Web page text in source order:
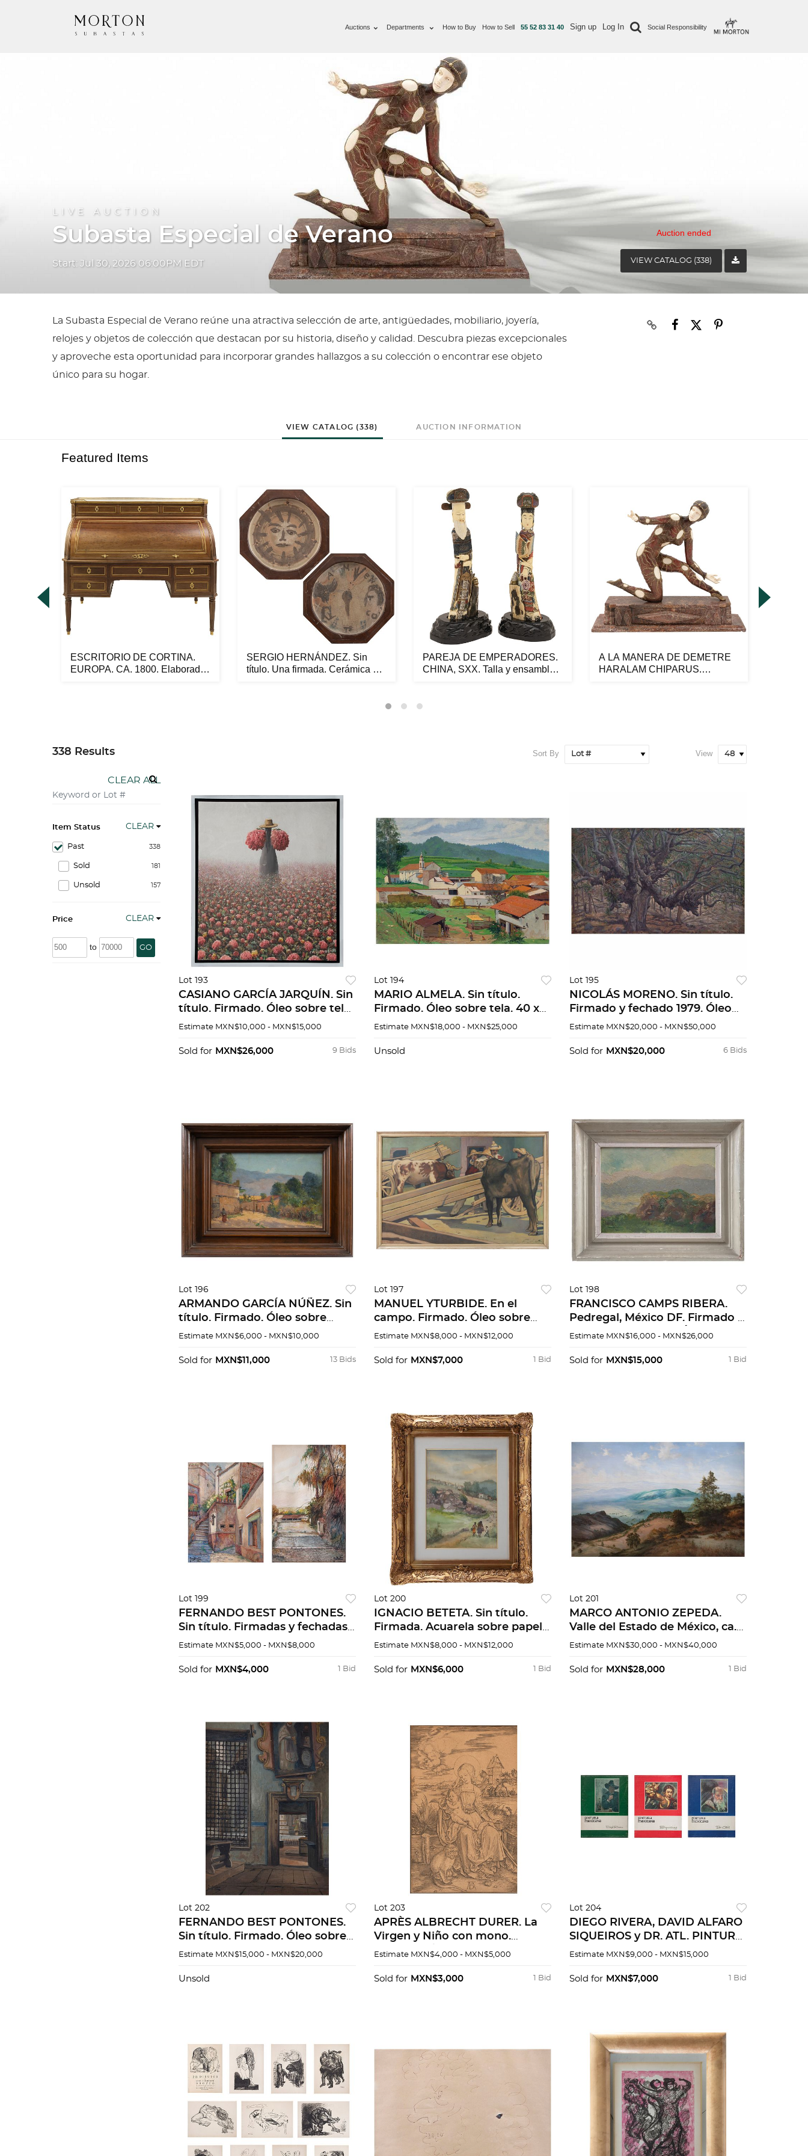
Auctions Departments How to Buy How to Sell 55 52 83 31 40 Sign up Log In Social Responsibility
LIVE AUCTION
Subasta Especial de Verano
Start: Jul 30, 2026 06:00PM EDT
Auction ended
VIEW CATALOG (338)
La Subasta Especial de Verano reúne una atractiva selección de arte, antigüedades, mobiliario, joyería,
relojes y objetos de colección que destacan por su historia, diseño y calidad. Descubra piezas excepcionales
y aproveche esta oportunidad para incorporar grandes hallazgos a su colección o encontrar ese objeto
único para su hogar.
VIEW CATALOG (338) AUCTION INFORMATION
Featured Items
ESCRITORIO DE CORTINA.
EUROPA. CA. 1800. Elaborado
SERGIO HERNÁNDEZ. Sin
título. Una firmada. Cerámica a
PAREJA DE EMPERADORES.
CHINA, SXX. Talla y ensamble
A LA MANERA DE DEMETRE
HARALAM CHIPARUS.
338 Results
CLEAR ALL
Item Status CLEAR
338
Past
181
Sold
157
Unsold
Price CLEAR
to GO
Sort By View
Lot 193
CASIANO GARCÍA JARQUÍN. Sin
título. Firmado. Óleo sobre tela.
82 x 72 cm
Estimate MXN$10,000 - MXN$15,000
9 Bids
Sold for MXN$26,000
Lot 194
MARIO ALMELA. Sin título.
Firmado. Óleo sobre tela. 40 x
55 cm
Estimate MXN$18,000 - MXN$25,000
Unsold
Lot 195
NICOLÁS MORENO. Sin título.
Firmado y fechado 1979. Óleo
sobre tela. 50 x 80 cm. Con
Estimate MXN$20,000 - MXN$50,000
6 Bids
Sold for MXN$20,000
Lot 196
ARMANDO GARCÍA NÚÑEZ. Sin
título. Firmado. Óleo sobre
masonite. 19 x 27.75 cm
Estimate MXN$6,000 - MXN$10,000
13 Bids
Sold for MXN$11,000
Lot 197
MANUEL YTURBIDE. En el
campo. Firmado. Óleo sobre
masonite. 121 x 184 cm
Estimate MXN$8,000 - MXN$12,000
1 Bid
Sold for MXN$7,000
Lot 198
FRANCISCO CAMPS RIBERA.
Pedregal, México DF. Firmado y
refereciado México. Óleo sobre
Estimate MXN$16,000 - MXN$26,000
1 Bid
Sold for MXN$15,000
Lot 199
FERNANDO BEST PONTONES.
Sin título. Firmadas y fechadas
1956. Acuarela sobre papel.
Estimate MXN$5,000 - MXN$8,000
1 Bid
Sold for MXN$4,000
Lot 200
IGNACIO BETETA. Sin título.
Firmada. Acuarela sobre papel.
49 x 35 cm
Estimate MXN$8,000 - MXN$12,000
1 Bid
Sold for MXN$6,000
Lot 201
MARCO ANTONIO ZEPEDA.
Valle del Estado de México, ca.
1990. Firmado al frente y al
150 cm
Estimate MXN$30,000 - MXN$40,000
1 Bid
Sold for MXN$28,000
Lot 202
FERNANDO BEST PONTONES.
Sin título. Firmado. Óleo sobre
tela. 45 x 32 cm
Estimate MXN$15,000 - MXN$20,000
Unsold
Lot 203
APRÈS ALBRECHT DURER. La
Virgen y Niño con mono.
Firmado c/monograma en
póstuma. 20 x 13.25cm med tot
Estimate MXN$4,000 - MXN$5,000
1 Bid
Sold for MXN$3,000
Lot 204
DIEGO RIVERA, DAVID ALFARO
SIQUEIROS y DR. ATL. PINTURA
MEXICANA. Firmadas en
seda, ed. de 1000. Pzas: 48
Estimate MXN$9,000 - MXN$15,000
1 Bid
Sold for MXN$7,000